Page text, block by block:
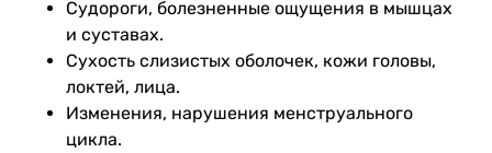
Судороги, болезненные ощущения в мышцах
и суставах.
Сухость слизистых оболочек, кожи головы,
локтей, лица.
Изменения, нарушения менструального
цикла.